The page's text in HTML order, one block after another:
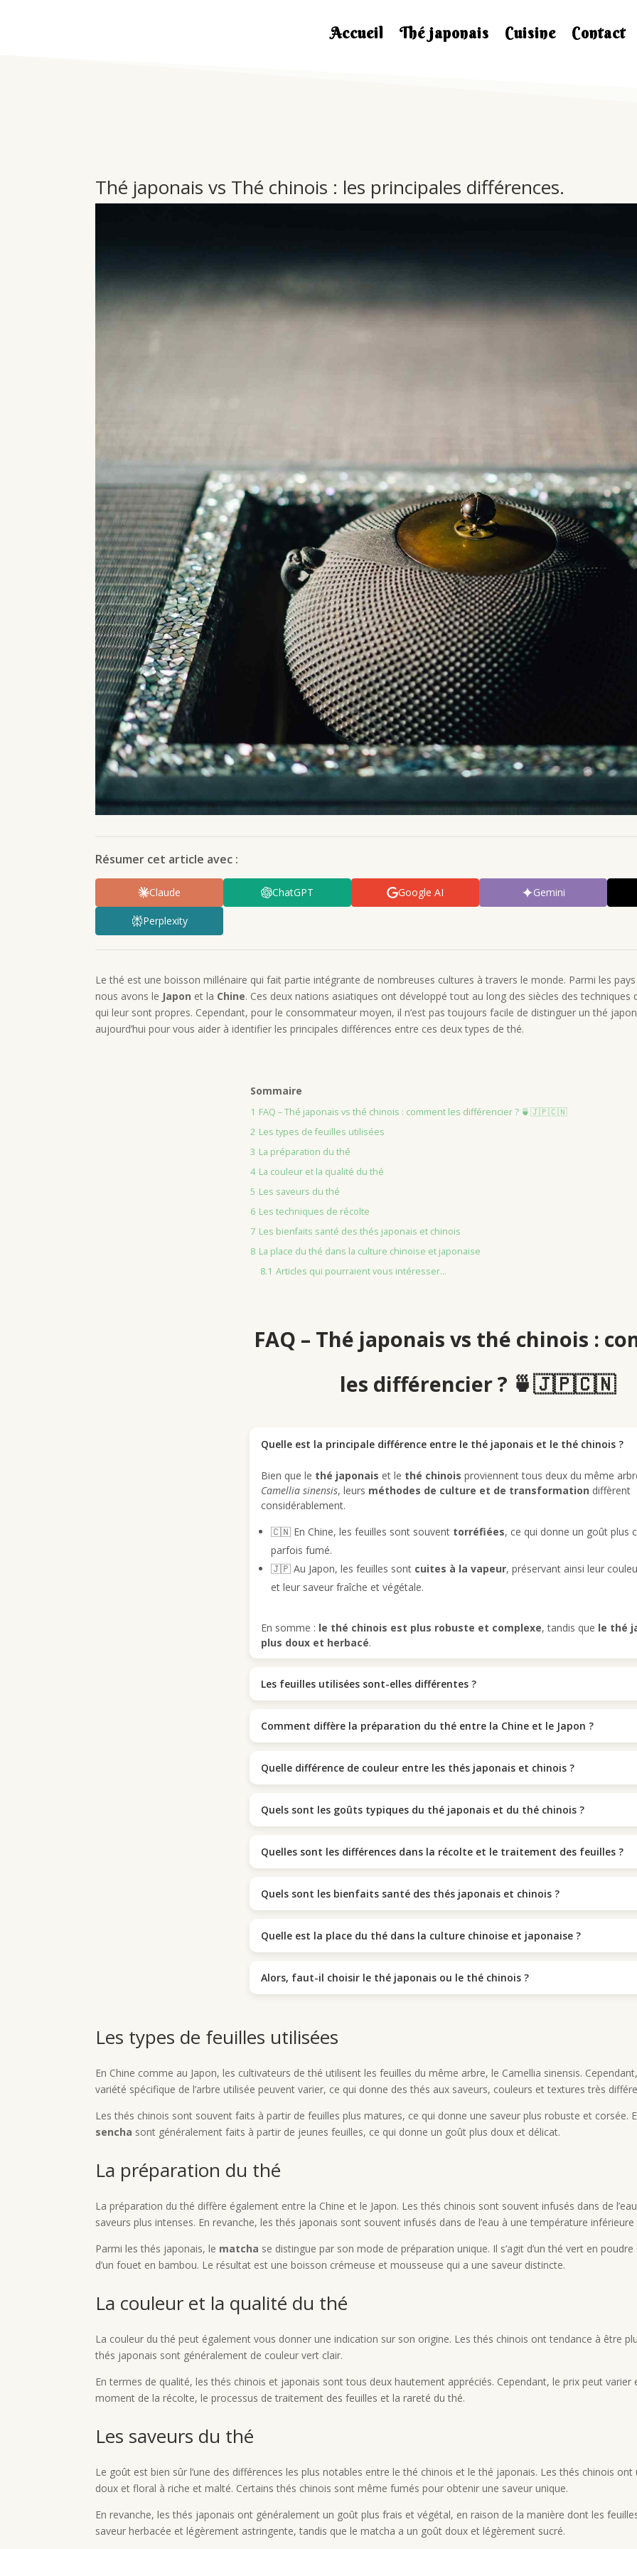
Accueil Thé japonais Cuisine Contact
Thé japonais vs Thé chinois : les principales différences.
Résumer cet article avec :
Claude ChatGPT Google AI Gemini
Perplexity
Le thé est une boisson millénaire qui fait partie intégrante de nombreuses cultures à travers le monde. Parmi les
nous avons le Japon et la Chine. Ces deux nations asiatiques ont développé tout au long des siècles des
qui leur sont propres. Cependant, pour le consommateur moyen, il n’est pas toujours facile de distinguer un thé
aujourd’hui pour vous aider à identifier les principales différences entre ces deux types de thé.
Sommaire
1 FAQ – Thé japonais vs thé chinois : comment les différencier ? 🍵🇯🇵🇨🇳
2 Les types de feuilles utilisées
3 La préparation du thé
4 La couleur et la qualité du thé
5 Les saveurs du thé
6 Les techniques de récolte
7 Les bienfaits santé des thés japonais et chinois
8 La place du thé dans la culture chinoise et japonaise
8.1 Articles qui pourraient vous intéresser...
FAQ – Thé japonais vs thé chinois :
les différencier ? 🍵🇯🇵🇨🇳
Quelle est la principale différence entre le thé japonais et le thé chinois ?
Bien que le thé japonais et le thé chinois proviennent tous deux du même
Camellia sinensis, leurs méthodes de culture et de transformation diffèrent
considérablement.
🇨🇳 En Chine, les feuilles sont souvent torréfiées, ce qui donne un goût plus
parfois fumé.
🇯🇵 Au Japon, les feuilles sont cuites à la vapeur, préservant ainsi leur
et leur saveur fraîche et végétale.
En somme : le thé chinois est plus robuste et complexe, tandis que le thé
plus doux et herbacé.
Les feuilles utilisées sont-elles différentes ?
Comment diffère la préparation du thé entre la Chine et le Japon ?
Quelle différence de couleur entre les thés japonais et chinois ?
Quels sont les goûts typiques du thé japonais et du thé chinois ?
Quelles sont les différences dans la récolte et le traitement des feuilles ?
Quels sont les bienfaits santé des thés japonais et chinois ?
Quelle est la place du thé dans la culture chinoise et japonaise ?
Alors, faut-il choisir le thé japonais ou le thé chinois ?
Les types de feuilles utilisées
En Chine comme au Japon, les cultivateurs de thé utilisent les feuilles du même arbre, le Camellia sinensis.
variété spécifique de l’arbre utilisée peuvent varier, ce qui donne des thés aux saveurs, couleurs et textures très
Les thés chinois sont souvent faits à partir de feuilles plus matures, ce qui donne une saveur plus robuste et corsée.
sencha sont généralement faits à partir de jeunes feuilles, ce qui donne un goût plus doux et délicat.
La préparation du thé
La préparation du thé diffère également entre la Chine et le Japon. Les thés chinois sont souvent infusés dans de
saveurs plus intenses. En revanche, les thés japonais sont souvent infusés dans de l’eau à une température
Parmi les thés japonais, le matcha se distingue par son mode de préparation unique. Il s’agit d’un thé vert en poudre
d’un fouet en bambou. Le résultat est une boisson crémeuse et mousseuse qui a une saveur distincte.
La couleur et la qualité du thé
La couleur du thé peut également vous donner une indication sur son origine. Les thés chinois ont tendance à être
thés japonais sont généralement de couleur vert clair.
En termes de qualité, les thés chinois et japonais sont tous deux hautement appréciés. Cependant, le prix peut
moment de la récolte, le processus de traitement des feuilles et la rareté du thé.
Les saveurs du thé
Le goût est bien sûr l’une des différences les plus notables entre le thé chinois et le thé japonais. Les thés chinois
doux et floral à riche et malté. Certains thés chinois sont même fumés pour obtenir une saveur unique.
En revanche, les thés japonais ont généralement un goût plus frais et végétal, en raison de la manière dont les
saveur herbacée et légèrement astringente, tandis que le matcha a un goût doux et légèrement sucré.